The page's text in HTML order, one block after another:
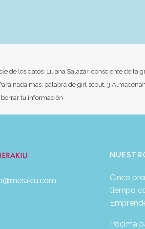
de los datos: Liliana Salazar, consciente de
nada más, palabra de girl scout.
tu información
Cinco
tiempo
Pócima